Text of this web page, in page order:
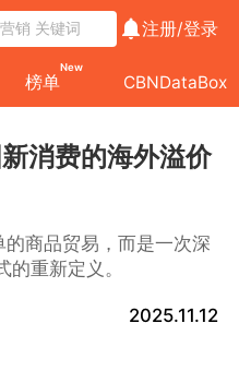
注册/登录
榜单
New
CBNDataBox
消费的海外溢价
的商品贸易，而是一次深
重新定义。
2025.11.12